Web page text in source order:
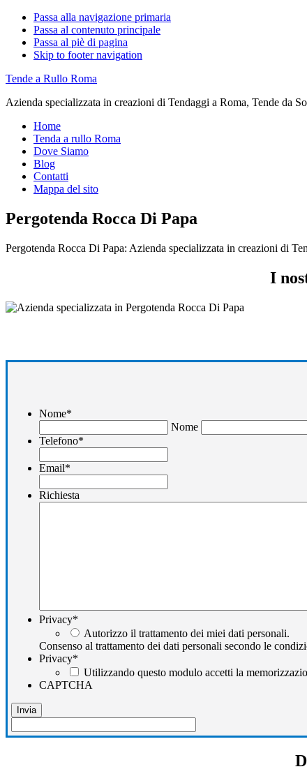
Passa alla navigazione primaria
Passa al contenuto principale
Passa al piè di pagina
Skip to footer navigation
Tende a Rullo Roma
Azienda specializzata in creazioni di Tendaggi a Roma, Tende da
Home
Tenda a rullo Roma
Dove Siamo
Blog
Contatti
Mappa del sito
Pergotenda Rocca Di Papa
Pergotenda Rocca Di Papa: Azienda specializzata in creazioni di
I
Nome*
Nome
Telefono*
Email*
Richiesta
Privacy*
Autorizzo il trattamento dei miei dati personali.
Consenso al trattamento dei dati personali secondo le
Privacy*
Utilizzando questo modulo accetti la
CAPTCHA